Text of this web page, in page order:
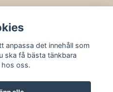
anpassa det innehåll som
ska få bästa tänkbara
hos oss.